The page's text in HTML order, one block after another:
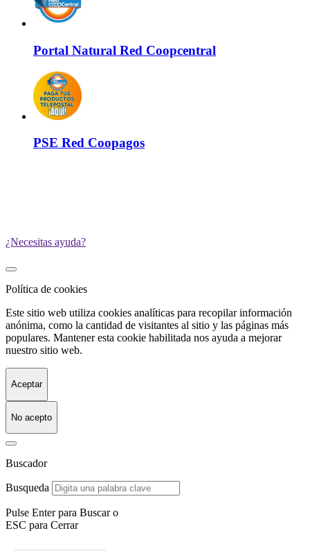
Portal Natural Red Coopcentral
PSE Red Coopagos
¿Necesitas ayuda?
Política de cookies
Este sitio web utiliza cookies analíticas para recopilar información
anónima, como la cantidad de visitantes al sitio y las páginas más
populares. Mantener esta cookie habilitada nos ayuda a mejorar
nuestro sitio web.
Aceptar
No acepto
Buscador
Busqueda
Pulse Enter para Buscar o
ESC para Cerrar